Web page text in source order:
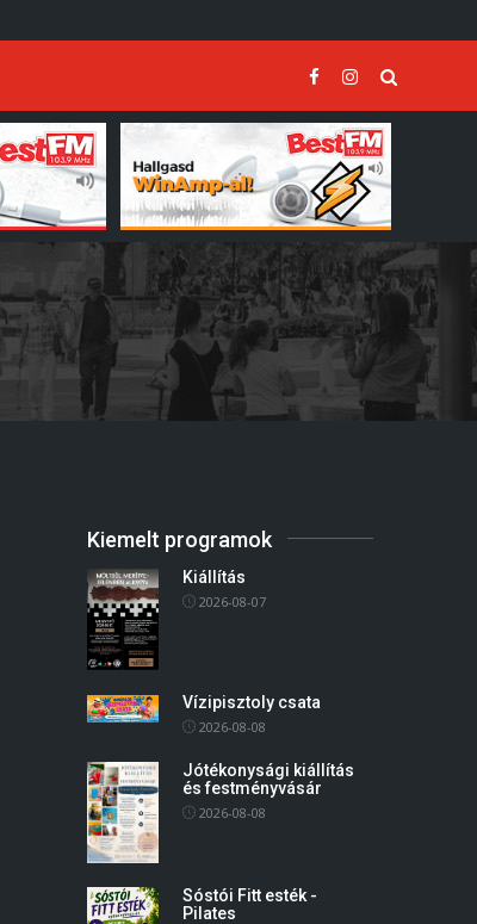
Kiemelt programok
Kiállítás
2026-08-07
Vízipisztoly csata
2026-08-08
Jótékonysági kiállítás
és festményvásár
2026-08-08
Sóstói Fitt esték -
Pilates